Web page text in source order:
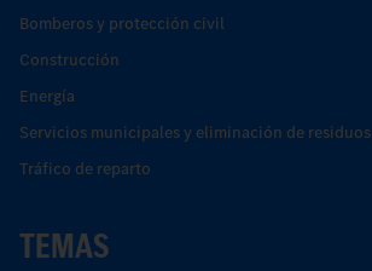
Bomberos y protección civil
Construcción
Energía
Servicios municipales y eliminación de residuos
Tráfico de reparto
TEMAS